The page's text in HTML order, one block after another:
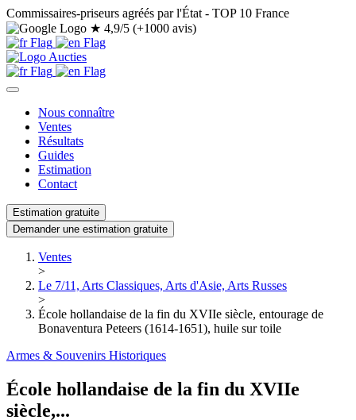
Commissaires-priseurs agréés par l'État - TOP 10 France
★ 4,9/5 (+1000 avis)
Nous connaître
Ventes
Résultats
Guides
Estimation
Contact
Estimation gratuite
Demander une estimation gratuite
Ventes
>
Le 7/11, Arts Classiques, Arts d'Asie, Arts Russes
>
École hollandaise de la fin du XVIIe siècle, entourage de
Bonaventura Peteers (1614-1651), huile sur toile
Armes & Souvenirs Historiques
École hollandaise de la fin du XVIIe
siècle,...